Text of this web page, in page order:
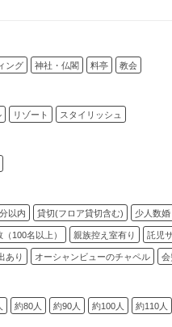
ング 神社・仏閣 料亭 教会
リゾート スタイリッシュ
以内 貸切(フロア貸切含む) 少人数婚
100名以上） 親族控え室有り 託児
あり オーシャンビューのチャペル 会
約80人 約90人 約100人 約110人